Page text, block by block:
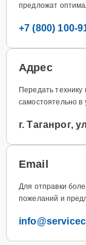
предложат
+7 (800) 100-
Адрес
Передать
самостоятельно в
г. Таганрог,
Email
Для отправки
пожеланий и